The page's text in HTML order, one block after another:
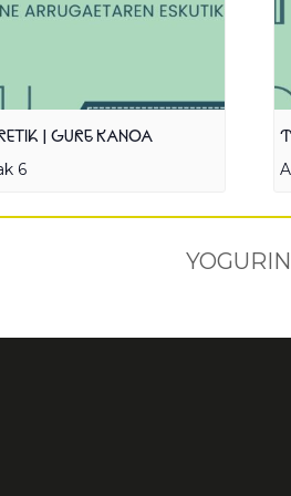
| GURE KANOA
6